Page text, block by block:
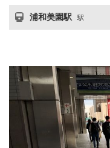
浦和美園駅 駅